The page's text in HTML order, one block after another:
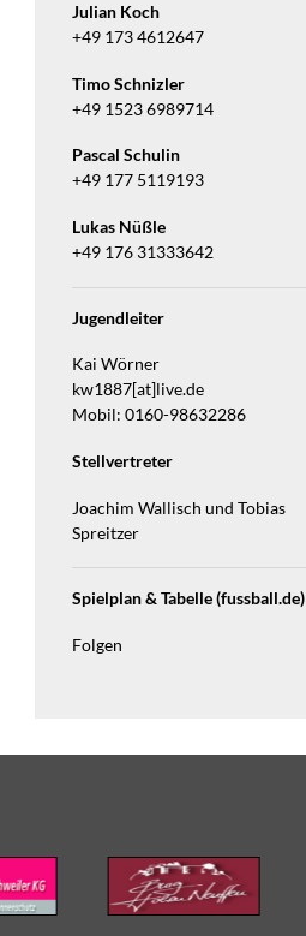
Julian Koch
+49 173 4612647
Timo Schnizler
+49 1523 6989714
Pascal Schulin
+49 177 5119193
Lukas Nüßle
+49 176 31333642
Jugendleiter
Kai Wörner
kw1887[at]live.de
Mobil: 0160-98632286
Stellvertreter
Joachim Wallisch und Tobias
Spreitzer
Spielplan & Tabelle (fussball.de)
Folgen